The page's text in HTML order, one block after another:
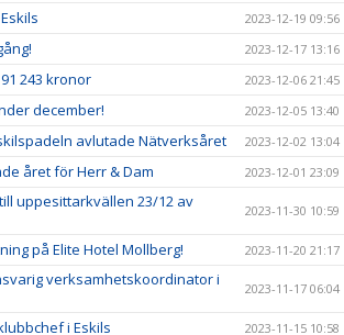
2023-12-19 09:56
2023-12-17 13:16
243 kronor 2023-12-06 21:45
december! 2023-12-05 13:40
avlutade Nätverksåret 2023-12-02 13:04
året för Herr & Dam 2023-12-01 23:09
uppesittarkvällen 23/12 av
2023-11-30 10:59
på Elite Hotel Mollberg! 2023-11-20 21:17
verksamhetskoordinator i
2023-11-17 06:04
i Eskils 2023-11-15 10:58